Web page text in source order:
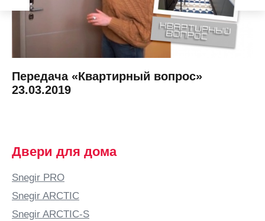
Передача «Квартирный вопрос»
23.03.2019
Двери для дома
Snegir PRO
Snegir ARCTIC
Snegir ARCTIC-S